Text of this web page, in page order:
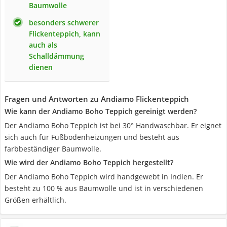
Baumwolle
besonders schwerer
Flickenteppich, kann
auch als
Schalldämmung
dienen
Fragen und Antworten zu Andiamo Flickenteppich
Wie kann der Andiamo Boho Teppich gereinigt werden?
Der Andiamo Boho Teppich ist bei 30° Handwaschbar. Er eignet
sich auch für Fußbodenheizungen und besteht aus
farbbeständiger Baumwolle.
Wie wird der Andiamo Boho Teppich hergestellt?
Der Andiamo Boho Teppich wird handgewebt in Indien. Er
besteht zu 100 % aus Baumwolle und ist in verschiedenen
Größen erhältlich.